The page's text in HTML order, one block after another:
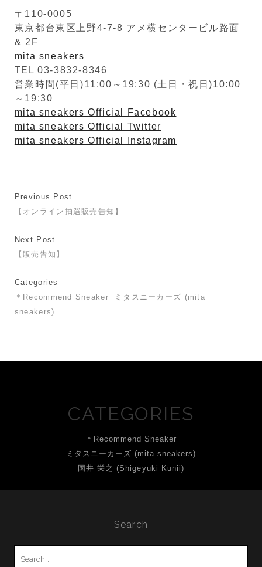
〒110-0005
東京都台東区上野4-7-8 アメ横センタービル路面
& 2F
mita sneakers
TEL 03-3832-8346
営業時間(平日)11:00～19:30 (土日・祝日)10:00
～19:30
mita sneakers Official Facebook
mita sneakers Official Twitter
mita sneakers Official Instagram
Previous Post
【オンライン抽選販売告知】
Next Post
【販売告知】
Categories
＊Recommend Sneaker
ミタスニーカーズ (mita
sneakers)
CATEGORIES
＊Recommend Sneaker
ミタスニーカーズ (mita sneakers)
国井 栄之 (Shigeyuki Kunii)
Search